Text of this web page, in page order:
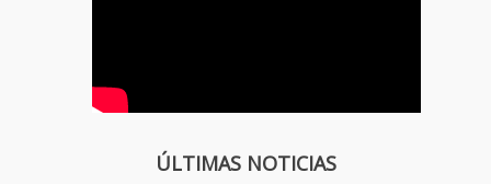
ÚLTIMAS NOTICIAS